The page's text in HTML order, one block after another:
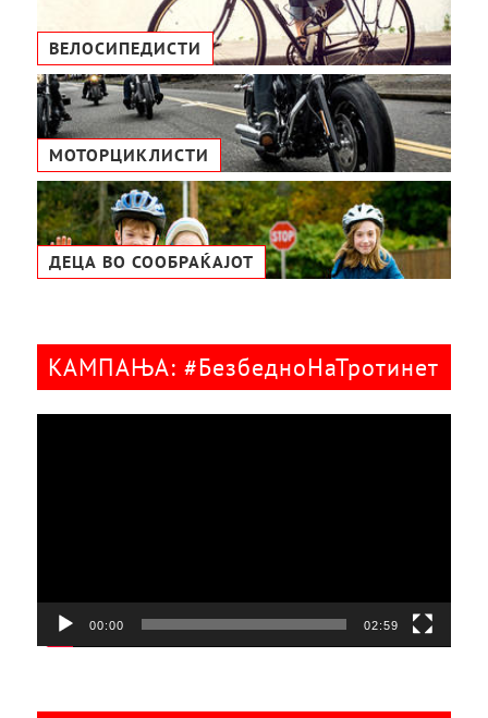
ВЕЛОСИПЕДИСТИ
МОТОРЦИКЛИСТИ
ДЕЦА ВО СООБРАЌАЈОТ
КАМПАЊА: #БезбедноНаТротинет
00:00 02:59